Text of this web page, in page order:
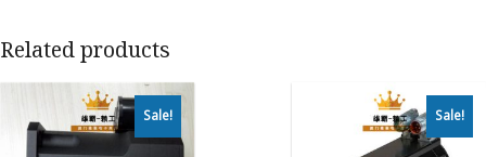
Related products
Sale! Sale!